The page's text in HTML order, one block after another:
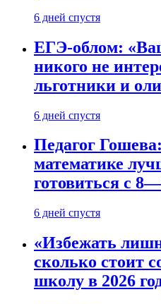
6 дней спустя
ЕГЭ-облом:
никого не
льготники и
6 дней спустя
Педагог
математике
готовиться с
6 дней спустя
«Избежать
сколько стоит
школу в 2026